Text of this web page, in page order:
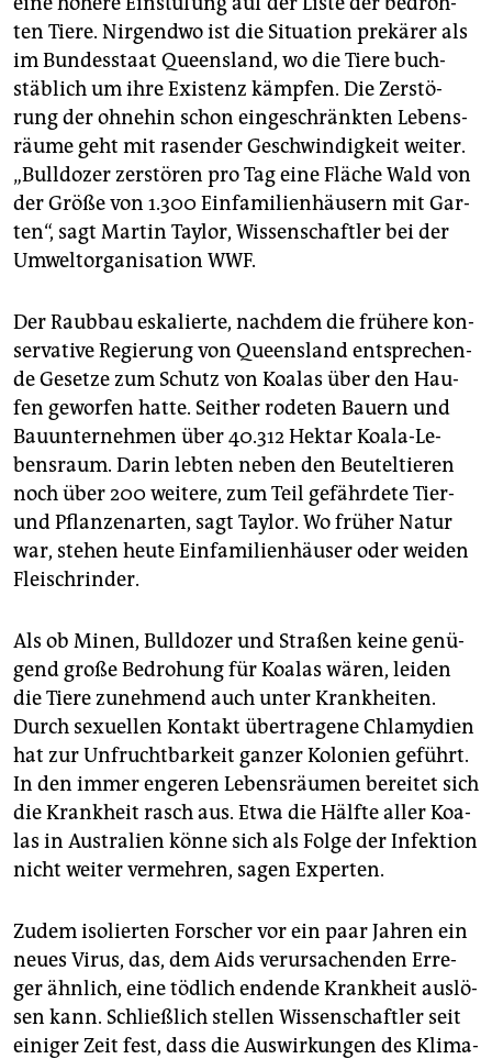
ten Tiere. Nir­gend­wo ist die Si­tua­ti­on pre­kä­rer als
im Bun­des­staat Queens­land, wo die Tiere buch­
stäb­lich um ihre Exis­tenz kämp­fen. Die Zer­stö­
rung der oh­ne­hin schon ein­ge­schränk­ten Le­bens­
räu­me geht mit ra­sen­der Ge­schwin­dig­keit wei­ter.
„Bull­do­zer zer­stö­ren pro Tag eine Flä­che Wald von
der Größe von 1.300 Ein­fa­mi­li­en­häu­sern mit Gar­
ten“, sagt Mar­tin Tay­lor, Wis­sen­schaft­ler bei der
Um­welt­or­ga­ni­sa­ti­on WWF.
Der Raub­bau es­ka­lier­te, nach­dem die frü­he­re kon­
ser­va­ti­ve Re­gie­rung von Queens­land ent­spre­chen­
de Ge­set­ze zum Schutz von Koa­las über den Hau­
fen ge­wor­fen hatte. Seit­her ro­de­ten Bau­ern und
Bau­un­ter­neh­men über 40.312 Hekt­ar Koa­la-Le­
bens­raum. Darin leb­ten neben den Beu­tel­tie­ren
noch über 200 wei­te­re, zum Teil ge­fähr­de­te Tier-
und Pflan­zen­ar­ten, sagt Tay­lor. Wo frü­her Natur
war, ste­hen heute Ein­fa­mi­li­en­häu­ser oder wei­den
Fleisch­rin­der.
Als ob Minen, Bull­do­zer und Stra­ßen keine ge­nü­
gend große Be­dro­hung für Koa­las wären, lei­den
die Tiere zu­neh­mend auch unter Krank­hei­ten.
Durch se­xu­el­len Kon­takt über­tra­ge­ne Chla­my­di­en
hat zur Un­frucht­bar­keit gan­zer Ko­lo­ni­en ge­führt.
In den immer en­ge­ren Le­bens­räu­men be­rei­tet sich
die Krank­heit rasch aus. Etwa die Hälf­te aller Koa­
las in Aus­tra­li­en könne sich als Folge der In­fek­ti­on
nicht wei­ter ver­meh­ren, sagen Ex­per­ten.
Zudem iso­lier­ten For­scher vor ein paar Jah­ren ein
neues Virus, das, dem Aids ver­ur­sa­chen­den Er­re­
ger ähn­lich, eine töd­lich en­den­de Krank­heit aus­lö­
sen kann. Schließ­lich stel­len Wis­sen­schaft­ler seit
ei­ni­ger Zeit fest, dass die Aus­wir­kun­gen des Kli­ma­